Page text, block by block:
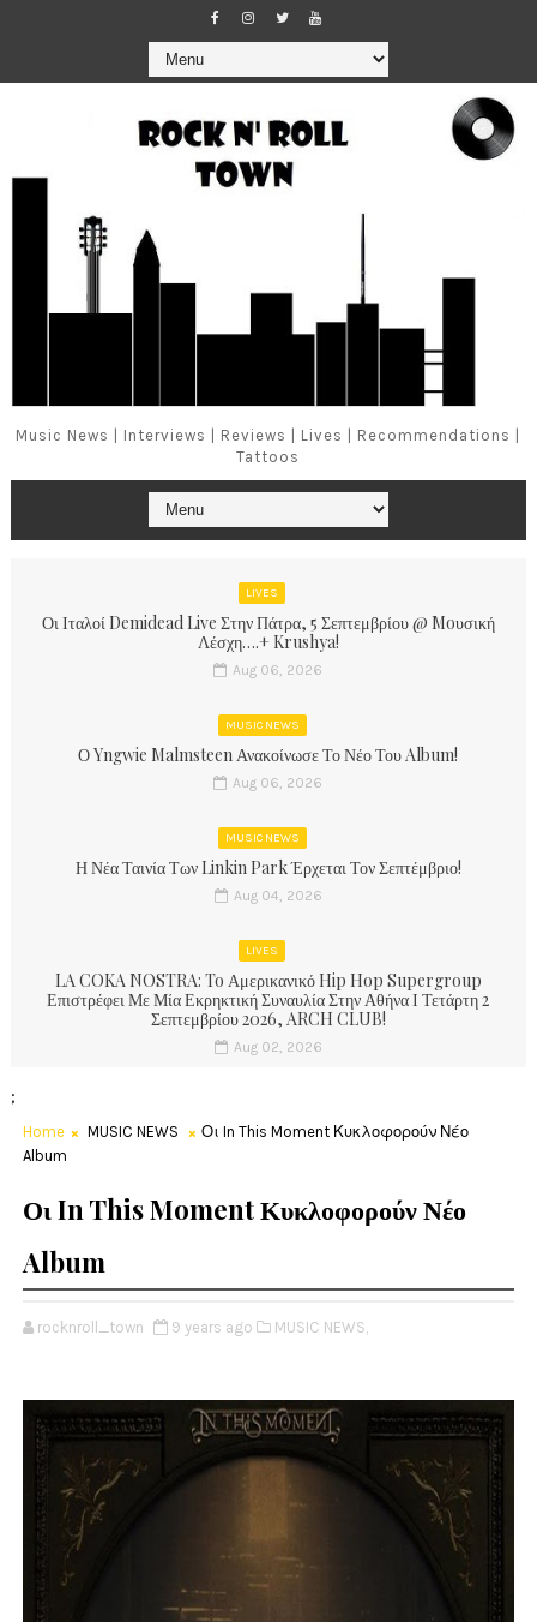
Music News | Interviews | Reviews | Lives | Recommendations |
Tattoos
LIVES
Οι Ιταλοί Demidead Live Στην Πάτρα, 5 Σεπτεμβρίου @ Moυσική
Λέσχη….+ Krushya!
Aug 06, 2026
MUSIC NEWS
Ο Yngwie Malmsteen Ανακοίνωσε Το Νέο Του Album!
Aug 06, 2026
MUSIC NEWS
Η Νέα Ταινία Των Linkin Park Έρχεται Τον Σεπτέμβριο!
Aug 04, 2026
LIVES
LA COKA NOSTRA: To Αμερικανικό Hip Hop Supergroup
Επιστρέφει Με Μία Εκρηκτική Συναυλία Στην Αθήνα Ι Τετάρτη 2
Σεπτεμβρίου 2026, ARCH CLUB!
Aug 02, 2026
;
Home MUSIC NEWS
Οι In This Moment Κυκλοφορούν Νέο
Album
Οι In This Moment Κυκλοφορούν Νέο
Album
rocknroll_town 9 years ago MUSIC NEWS,